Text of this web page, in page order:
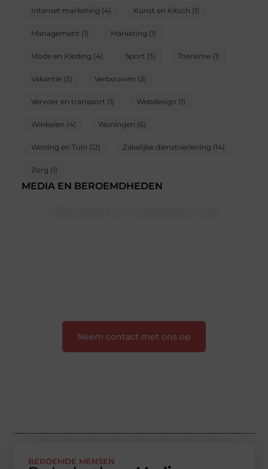
Internet marketing (4) Kunst en Kitsch (1)
Management (1) Marketing (1)
Mode en Kleding (4) Sport (3) Toerisme(1)
Vakantie(3) Verbouwen (3)
Vervoer en transport (1) Webdesign (1)
Winkelen (4) Woningen (6)
Woning en Tuin (12) Zakelijke dienstverlening (14)
Zorg (1)
MEDIA EN BEROEMDHEDEN
Neem contact met ons op
BEROEMDE MENSEN